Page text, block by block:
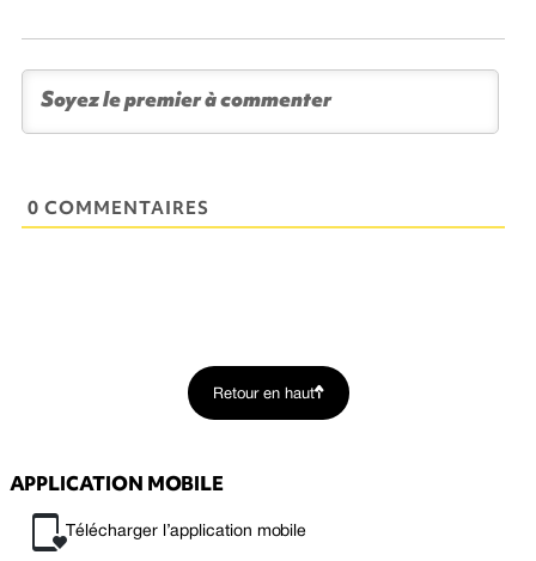
0 COMMENTAIRES
Retour en haut
APPLICATION MOBILE
Télécharger l’application mobile